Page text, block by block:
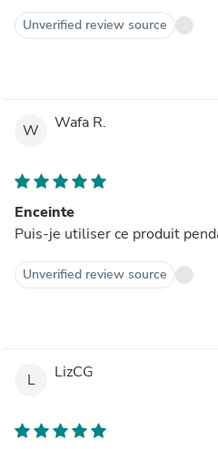
Unverified review source
W Wafa R.
Enceinte
Puis-je utiliser ce produit
Unverified review source
L LizCG